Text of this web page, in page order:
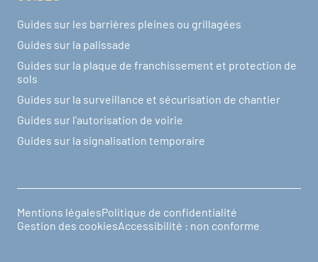
Guides sur les barrières pleines ou grillagées
Guides sur la palissade
Guides sur la plaque de franchissement et protection de
sols
Guides sur la surveillance et sécurisation de chantier
Guides sur l'autorisation de voirie
Guides sur la signalisation temporaire
Pied de page
Mentions légalesPolitique de confidentialité
Gestion des cookiesAccessibilité : non conforme